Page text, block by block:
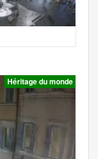
Héritage du monde